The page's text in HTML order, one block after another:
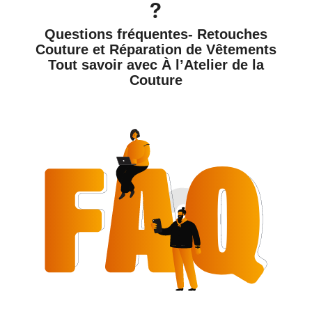
Questions fréquentes- Retouches
Couture et Réparation de Vêtements
Tout savoir avec À l’Atelier de la
Couture